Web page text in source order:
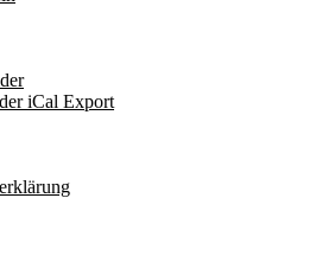
iCal Export